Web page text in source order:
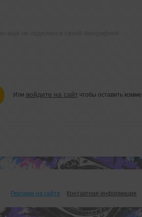
Или войдите на сайтчтобы оставить
Реклама на сайте Контактная информация